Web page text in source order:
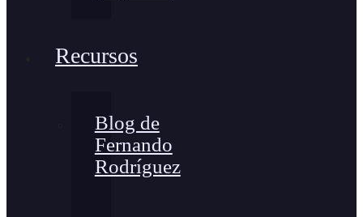
Recursos
Blog de
Fernando
Rodríguez